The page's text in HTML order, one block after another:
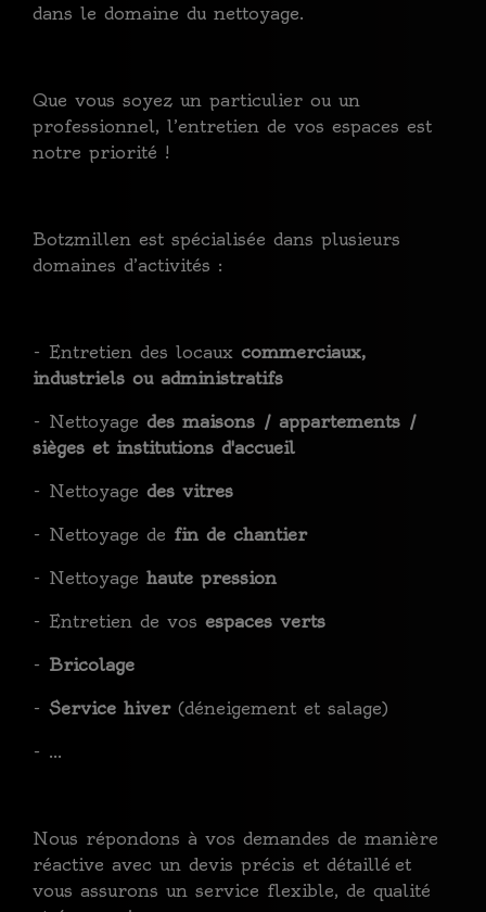
dans le domaine du nettoyage.
Que vous soyez un particulier ou un
professionnel, l’entretien de vos espaces est
notre priorité !
Botzmillen est spécialisée dans plusieurs
domaines d’activités :
- Entretien des locaux commerciaux,
industriels ou administratifs
- Nettoyage des maisons / appartements /
sièges et institutions d'accueil
- Nettoyage des vitres
- Nettoyage de fin de chantier
- Nettoyage haute pression
- Entretien de vos espaces verts
- Bricolage
- Service hiver(déneigement et salage)
- ...
Nous répondons à vos demandes de manière
réactive avec un devis précis et détaillé et
vous assurons un service flexible, de qualité